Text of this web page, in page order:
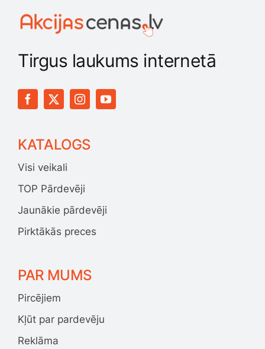
Tirgus laukums internetā
KATALOGS
Visi veikali
TOP Pārdevēji
Jaunākie pārdevēji
Pirktākās preces
PAR MUMS
Pircējiem
Kļūt par pardevēju
Reklāma